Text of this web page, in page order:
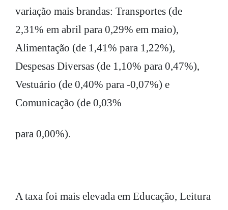
variação mais brandas: Transportes (de
2,31% em abril para 0,29% em maio),
Alimentação (de 1,41% para 1,22%),
Despesas Diversas (de 1,10% para 0,47%),
Vestuário (de 0,40% para -0,07%) e
Comunicação (de 0,03%
para 0,00%).
A taxa foi mais elevada em Educação, Leitura